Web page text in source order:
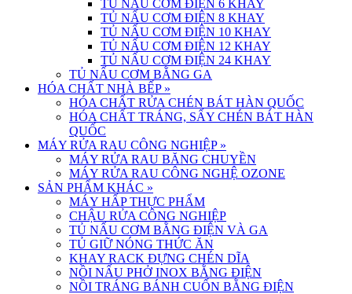
TỦ NẤU CƠM ĐIỆN 6 KHAY
TỦ NẤU CƠM ĐIỆN 8 KHAY
TỦ NẤU CƠM ĐIỆN 10 KHAY
TỦ NẤU CƠM ĐIỆN 12 KHAY
TỦ NẤU CƠM ĐIỆN 24 KHAY
TỦ NẤU CƠM BẰNG GA
HÓA CHẤT NHÀ BẾP »
HÓA CHẤT RỬA CHÉN BÁT HÀN QUỐC
HÓA CHẤT TRÁNG, SẤY CHÉN BÁT HÀN
QUỐC
MÁY RỬA RAU CÔNG NGHIỆP »
MÁY RỬA RAU BĂNG CHUYỀN
MÁY RỬA RAU CÔNG NGHỆ OZONE
SẢN PHẨM KHÁC »
MÁY HẤP THỰC PHẨM
CHẬU RỬA CÔNG NGHIỆP
TỦ NẤU CƠM BẰNG ĐIỆN VÀ GA
TỦ GIỮ NÓNG THỨC ĂN
KHAY RACK ĐỰNG CHÉN DĨA
NỒI NẤU PHỞ INOX BẰNG ĐIỆN
NỒI TRÁNG BÁNH CUỐN BẰNG ĐIỆN